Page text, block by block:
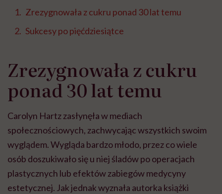
Zrezygnowała z cukru ponad 30 lat temu
Sukcesy po pięćdziesiątce
Zrezygnowała z cukru
ponad 30 lat temu
Carolyn Hartz zasłynęła w mediach
społecznościowych, zachwycając wszystkich swoim
wyglądem. Wygląda bardzo młodo, przez co wiele
osób doszukiwało się u niej śladów po operacjach
plastycznych lub efektów zabiegów medycyny
estetycznej. Jak jednak wyznała autorka książki